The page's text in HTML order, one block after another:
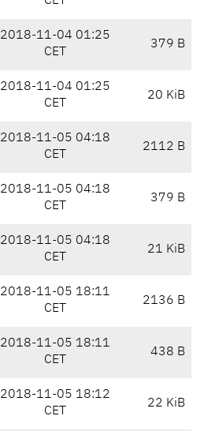
2018-11-04 01:25
CET
379 B
2018-11-04 01:25
CET
20 KiB
2018-11-05 04:18
CET
2112 B
2018-11-05 04:18
CET
379 B
2018-11-05 04:18
CET
21 KiB
2018-11-05 18:11
CET
2136 B
2018-11-05 18:11
CET
438 B
2018-11-05 18:12
CET
22 KiB